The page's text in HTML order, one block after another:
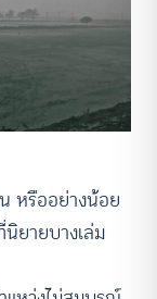
หรืออย่างน้อย
ยายบางเล่ม